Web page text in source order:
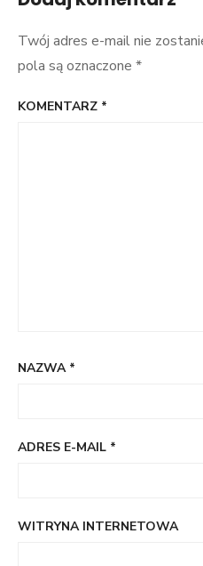
Twój adres e-mail nie
pola są oznaczone *
KOMENTARZ *
NAZWA *
ADRES E-MAIL *
WITRYNA INTERNETOWA